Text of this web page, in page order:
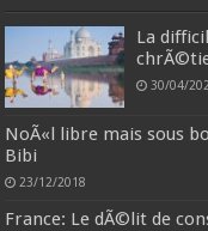
La
30/04/
NoÃ«l libre mais sous
Bibi
23/12/2018
France: Le dÃ©lit de